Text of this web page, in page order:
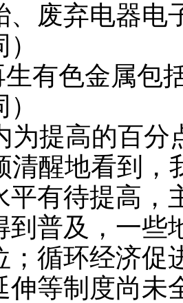
、废弃电器电
有色金属包
提高的百分
醒地看到，
平有待提高，
到普及，一些
；循环经济促
伸等制度尚未